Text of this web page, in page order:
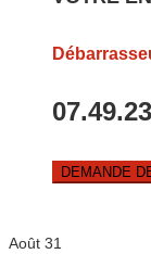
DEMANDE
Août 31